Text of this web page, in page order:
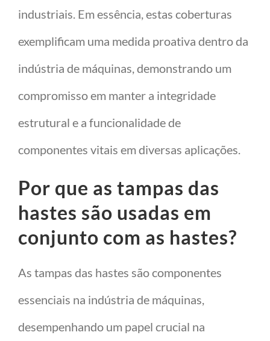
industriais. Em essência, estas coberturas
exemplificam uma medida proativa dentro da
indústria de máquinas, demonstrando um
compromisso em manter a integridade
estrutural e a funcionalidade de
componentes vitais em diversas aplicações.
Por que as tampas das
hastes são usadas em
conjunto com as hastes?
As tampas das hastes são componentes
essenciais na indústria de máquinas,
desempenhando um papel crucial na